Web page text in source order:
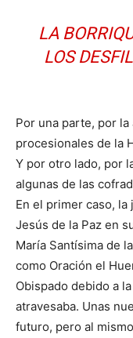
LA
LOS
Por una parte, por
procesionales de la
Y por otro lado, por
algunas de las
En el primer caso,
Jesús de la Paz en
María Santísima de
como Oración el
Obispado debido a
atravesaba. Unas
futuro, pero al